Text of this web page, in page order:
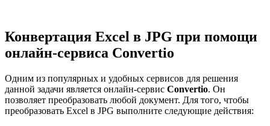
Конвертация Excel в JPG при помощи
онлайн-сервиса Convertio
Одним из популярных и удобных сервисов для решения
данной задачи является онлайн-сервис Convertio. Он
позволяет преобразовать любой документ. Для того, чтобы
преобразовать Excel в JPG выполните следующие действия: